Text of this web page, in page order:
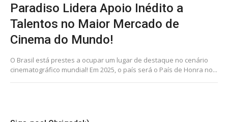
Paradiso Lidera Apoio Inédito a
Talentos no Maior Mercado de
Cinema do Mundo!
O Brasil está prestes a ocupar um lugar de destaque no cenário
cinematográfico mundial! Em 2025, o país será o País de Honra no...